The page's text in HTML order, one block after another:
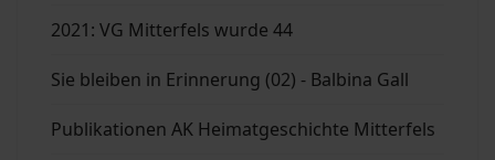
2021: VG Mitterfels wurde 44
Sie bleiben in Erinnerung (02) - Balbina Gall
Publikationen AK Heimatgeschichte Mitterfels